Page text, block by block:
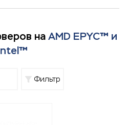
наAMD EPYC™ и
Фильтр